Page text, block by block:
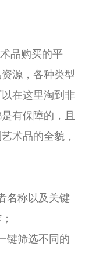
品购买的平
源，各种类型
在这里淘到非
有保障的，且
术品的全貌，
名称以及关键
键筛选不同的